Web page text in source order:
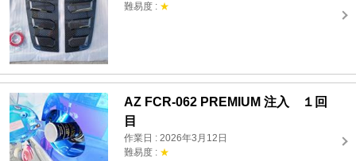
難易度 : ★
AZ FCR-062 PREMIUM 注入 １回
目
作業日 : 2026年3月12日
難易度 : ★